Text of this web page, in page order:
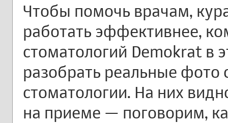
Чтобы помочь врачам,
работать эффективнее,
стоматологий Demokrat в
разобрать реальные фото
стоматологии. На них
на приеме — поговорим,